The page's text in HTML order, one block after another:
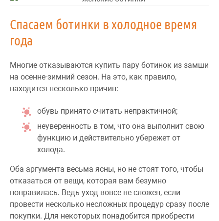
Спасаем ботинки в холодное время
года
Многие отказываются купить пару ботинок из замши
на осенне-зимний сезон. На это, как правило,
находится несколько причин:
обувь принято считать непрактичной;
неуверенность в том, что она выполнит свою
функцию и действительно убережет от
холода.
Оба аргумента весьма ясны, но не стоят того, чтобы
отказаться от вещи, которая вам безумно
понравилась. Ведь уход вовсе не сложен, если
провести несколько несложных процедур сразу после
покупки. Для некоторых понадобится приобрести